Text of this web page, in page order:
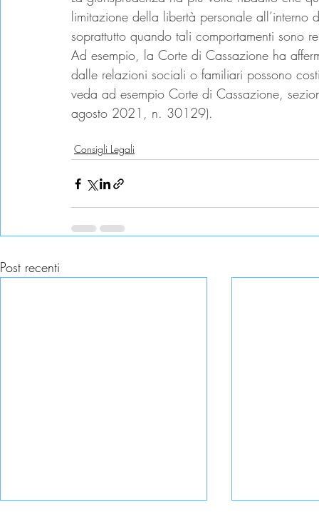
limitazione della libertà personale
soprattutto quando tali comportamenti sono
Ad esempio, la Corte di Cassazione ha
dalle relazioni sociali o familiari possono
veda ad esempio Corte di Cassazione,
agosto 2021, n. 30129).
Consigli Legali
Post recenti